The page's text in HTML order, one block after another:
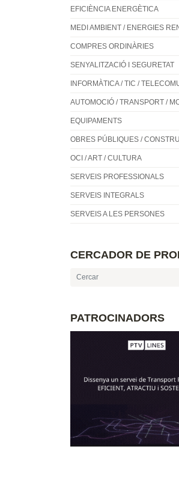
EFICIÈNCIA ENERGÈTICA
MEDI AMBIENT / ENERGIES
COMPRES ORDINÀRIES
SENYALITZACIÓ I SEGURETAT
INFORMÀTICA / TIC /
AUTOMOCIÓ / TRANSPORT /
EQUIPAMENTS
OBRES PÚBLIQUES /
OCI / ART / CULTURA
SERVEIS PROFESSIONALS
SERVEIS INTEGRALS
SERVEIS A LES PERSONES
CERCADOR DE
PATROCINADORS